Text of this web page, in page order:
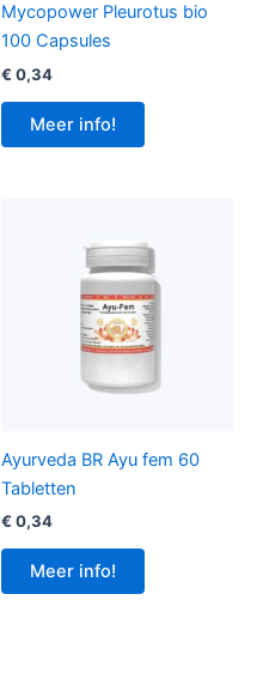
Mycopower Pleurotus bio
100 Capsules
€ 0,34
Meer info!
Ayurveda BR Ayu fem 60
Tabletten
€ 0,34
Meer info!